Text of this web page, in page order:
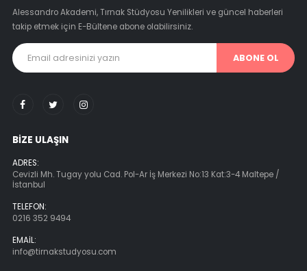
Alessandro Akademi, Tırnak Stüdyosu Yenilikleri ve güncel haberleri
takip etmek için E-Bültene abone olabilirsiniz.
ABONE OL
BIZE ULAŞIN
ADRES:
Cevizli Mh. Tugay yolu Cad. Pol-Ar İş Merkezi No:13 Kat:3-4 Maltepe /
İstanbul
TELEFON:
0216 352 9494
EMAIL:
info@tirnakstudyosu.com